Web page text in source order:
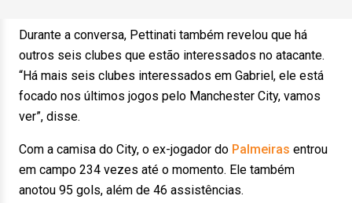
Durante a conversa, Pettinati também revelou que há
outros seis clubes que estão interessados no atacante.
“Há mais seis clubes interessados em Gabriel, ele está
focado nos últimos jogos pelo Manchester City, vamos
ver”, disse.
Com a camisa do City, o ex-jogador do Palmeiras entrou
em campo 234 vezes até o momento. Ele também
anotou 95 gols, além de 46 assistências.